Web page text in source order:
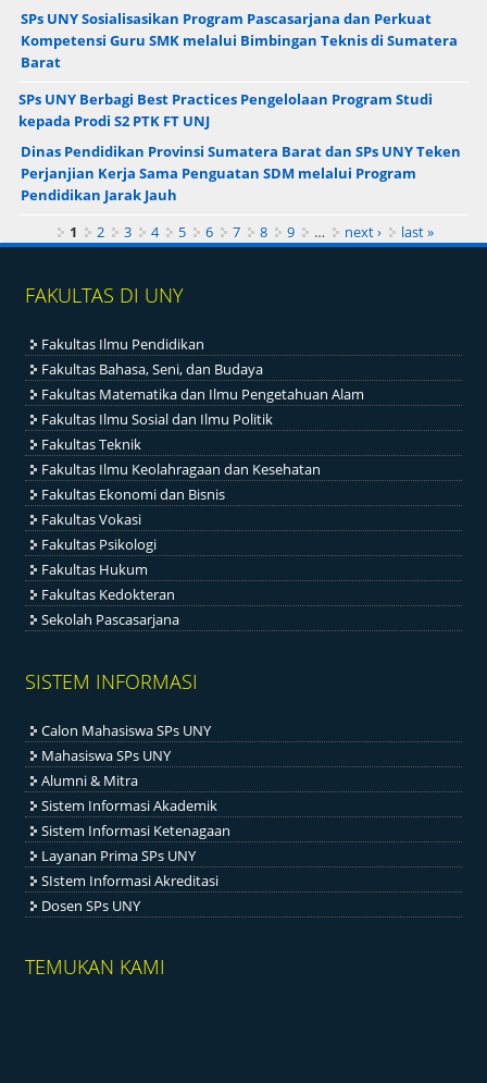
SPs UNY Sosialisasikan Program Pascasarjana dan Perkuat
Kompetensi Guru SMK melalui Bimbingan Teknis di Sumatera
Barat
SPs UNY Berbagi Best Practices Pengelolaan Program Studi
kepada Prodi S2 PTK FT UNJ
Dinas Pendidikan Provinsi Sumatera Barat dan SPs UNY Teken
Perjanjian Kerja Sama Penguatan SDM melalui Program
Pendidikan Jarak Jauh
Pages 1 2 3 4 5 6 7 8 9 … next › last »
FAKULTAS DI UNY
Fakultas Ilmu Pendidikan
Fakultas Bahasa, Seni, dan Budaya
Fakultas Matematika dan Ilmu Pengetahuan Alam
Fakultas Ilmu Sosial dan Ilmu Politik
Fakultas Teknik
Fakultas Ilmu Keolahragaan dan Kesehatan
Fakultas Ekonomi dan Bisnis
Fakultas Vokasi
Fakultas Psikologi
Fakultas Hukum
Fakultas Kedokteran
Sekolah Pascasarjana
SISTEM INFORMASI
Calon Mahasiswa SPs UNY
Mahasiswa SPs UNY
Alumni & Mitra
Sistem Informasi Akademik
Sistem Informasi Ketenagaan
Layanan Prima SPs UNY
SIstem Informasi Akreditasi
Dosen SPs UNY
TEMUKAN KAMI